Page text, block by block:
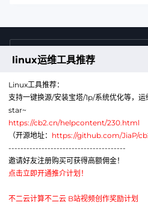
售前咨询热线
公众号
网站备案号：辽ICP备
电子营业执照：
linux运维工具推荐
Linux工具推荐：
支持一键换源/安装宝塔/1p/系统优化等，
star~
https://cb2.cn/helpcontent/230.html
（开源地址： https://github.com/JiaP/
---------------------------------------
邀请好友注册购买可获得高额佣金！
点击立即开通推介计划！
不二云计算不二云 B站视频创作奖励计划